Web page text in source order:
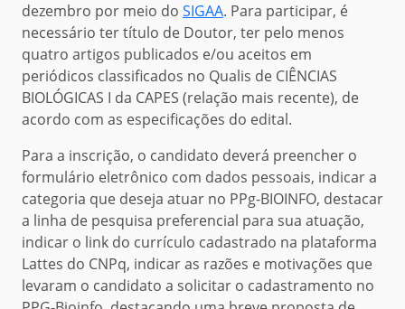
dezembro por meio do SIGAA. Para participar, é
necessário ter título de Doutor, ter pelo menos
quatro artigos publicados e/ou aceitos em
periódicos classificados no Qualis de CIÊNCIAS
BIOLÓGICAS I da CAPES (relação mais recente), de
acordo com as especificações do edital.
Para a inscrição, o candidato deverá preencher o
formulário eletrônico com dados pessoais, indicar a
categoria que deseja atuar no PPg-BIOINFO, destacar
a linha de pesquisa preferencial para sua atuação,
indicar o link do currículo cadastrado na plataforma
Lattes do CNPq, indicar as razões e motivações que
levaram o candidato a solicitar o cadastramento no